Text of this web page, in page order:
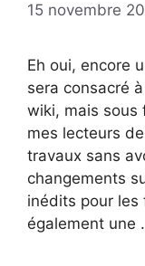
15 novembre
Eh oui, encore
sera consacré
wiki, mais sous
mes lecteurs
travaux sans
changements
inédits pour
également une